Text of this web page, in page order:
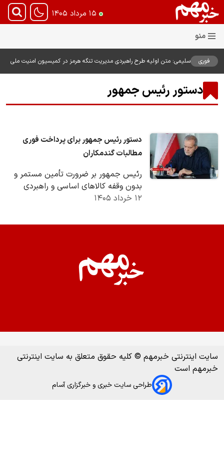
۱۵ مرداد ۱۴۰۵
فوری
سلیمی: متن اولیه طرح راهبردی مدیریت تنگه هرمز در کمیسیون امنیت ملی
دستور رئیس جمهور
دستور رئیس جمهور برای پرداخت فوری
مطالبات گندمکاران
رئیس جمهور بر ضرورت تأمین مستمر و
بدون وقفه کالاهای اساسی و راهبردی
کشور تأکید و تصریح کرد: در مواردی که
۱۲ خرداد ۱۴۰۵
سایت اینترنتی خبرمهم © کلیه حقوق متعلق به سایت اینترنتی
خبرمهم است
طراحی سایت خبری و خبرگزاری آسام